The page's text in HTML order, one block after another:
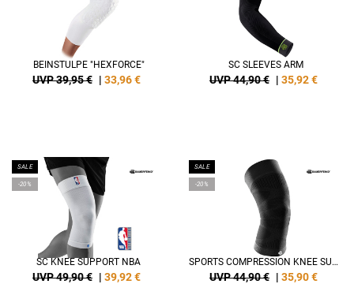
BEINSTULPE "HEXFORCE"
UVP 39,95 € | 33,96€
SC SLEEVES ARM
UVP 44,90 € | 35,92€
SALE
-20%
SC KNEE SUPPORT NBA
UVP 49,90 € | 39,92€
SALE
-20%
SPORTS COMPRESSION KNEE SUPPORT
UVP 44,90 € | 35,90€